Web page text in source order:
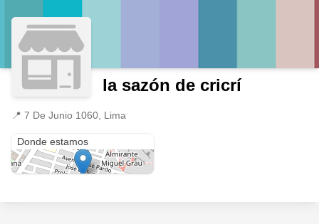
la sazón de cricrí
📍 7 De Junio 1060, Lima
Donde estamos